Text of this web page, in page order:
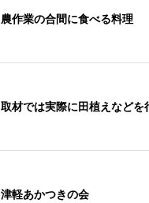
農作業の合間に食べる料理
取材では実際に田植えなどを
津軽あかつきの会